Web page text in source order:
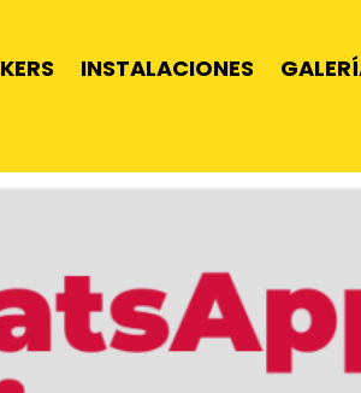
INSTALACIONES